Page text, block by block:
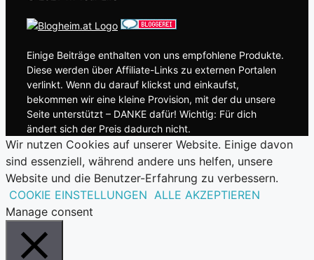
Einige Beiträge enthalten von uns empfohlene Produkte.
Diese werden über Affiliate-Links zu externen Portalen
verlinkt. Wenn du darauf klickst und einkaufst,
bekommen wir eine kleine Provision, mit der du unsere
Seite unterstützt – DANKE dafür! Wichtig: Für dich
ändert sich der Preis dadurch nicht.
Wir nutzen Cookies auf unserer Website. Einige davon
sind essenziell, während andere uns helfen, unsere
Website und die Benutzer-Erfahrung zu verbessern.
COOKIE EINSTELLUNGEN ALLE AKZEPTIEREN
Manage consent